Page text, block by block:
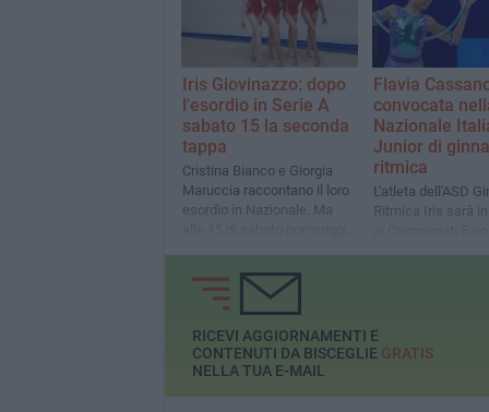
ai cerchi
Iris Giovinazzo: dopo
l'esordio in Serie A
sabato 15 la seconda
tappa
Cristina Bianco e Giorgia
Maruccia raccontano il loro
esordio in Nazionale. Ma
Flavia
convocata
Nazionale
Junior di
ritmica
L'atleta dell'ASD
Ritmica Iris sarà
RICEVI AGGIORNAMENTI E
CONTENUTI DA BISCEGLIE GRATIS
NELLA TUA E-MAIL